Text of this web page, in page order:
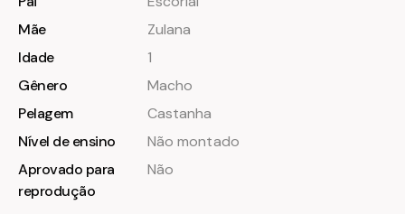
Mãe
Zulana
Idade
1
Gênero
Macho
Pelagem
Castanha
Nível de ensino
Não montado
Aprovado para
reprodução
Não